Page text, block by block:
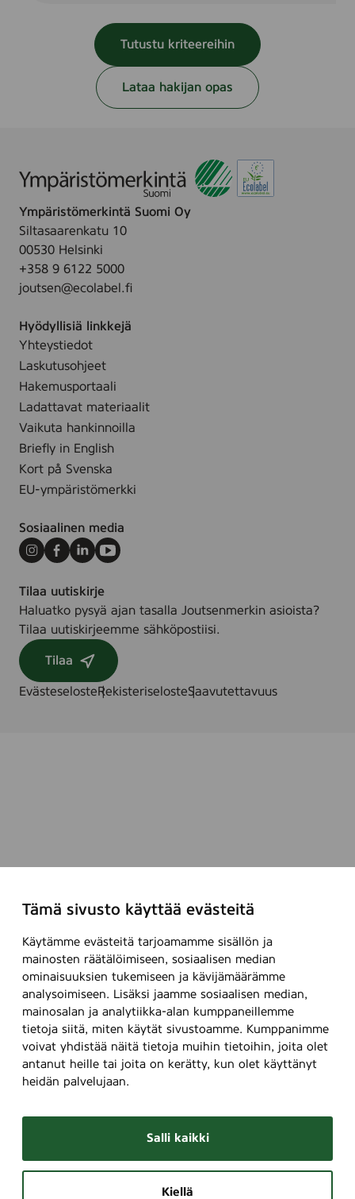
Tämä sivusto käyttää evästeitä
Käytämme evästeitä tarjoamamme sisällön ja
mainosten räätälöimiseen, sosiaalisen median
ominaisuuksien tukemiseen ja kävijämäärämme
analysoimiseen. Lisäksi jaamme sosiaalisen median,
mainosalan ja analytiikka-alan kumppaneillemme
tietoja siitä, miten käytät sivustoamme. Kumppanimme
voivat yhdistää näitä tietoja muihin tietoihin, joita olet
antanut heille tai joita on kerätty, kun olet käyttänyt
heidän palvelujaan.
Salli kaikki
Kiellä
Tutustu kriteereihin
Lataa hakijan opas
Ympäristömerkintä Suomi Oy
Siltasaarenkatu 10
00530 Helsinki
+358 9 6122 5000
joutsen@ecolabel.fi
Hyödyllisiä linkkejä
Yhteystiedot
Laskutusohjeet
Hakemusportaali
Ladattavat materiaalit
Vaikuta hankinnoilla
Briefly in English
Kort på Svenska
EU-ympäristömerkki
Sosiaalinen media
Instagram
Facebook
LinkedInYoutube
Tilaa uutiskirje
Haluatko pysyä ajan tasalla Joutsenmerkin asioista?
Tilaa uutiskirjeemme sähköpostiisi.
Tilaa
EvästeselosteRekisteriselosteSaavutettavuus